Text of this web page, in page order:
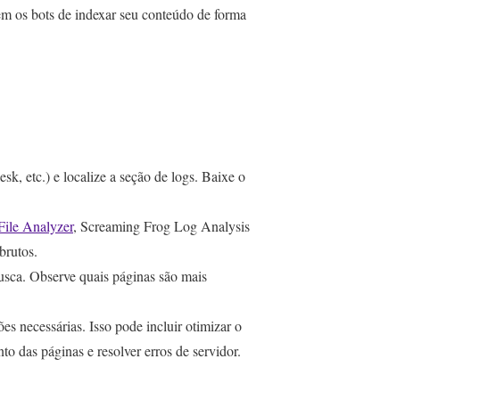
os bots de indexar seu conteúdo de forma
etc.) e localize a seção de logs. Baixe o
Analyzer, Screaming Frog Log Analysis
Observe quais páginas são mais
necessárias. Isso pode incluir otimizar o
das páginas e resolver erros de servidor.